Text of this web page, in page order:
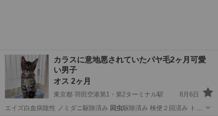
カラスに意地悪されていたパヤ毛2ヶ月可愛
い男子
オス 2ヶ月
東京都 羽田空港第1・第2ターミナル駅
8月6日
エイズ白血病陰性 ノミダニ駆除済み 回虫駆除済み 検便２回済み トイ